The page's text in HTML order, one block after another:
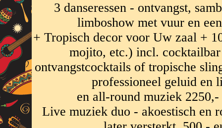
3 danseressen - ontvangst,
limboshow met vuur en
+ Tropisch decor voor Uw zaal +
mojito, etc.) incl.
ontvangstcocktails of tropische
professioneel geluid en
en all-round muziek
Live muziek duo - akoestisch en